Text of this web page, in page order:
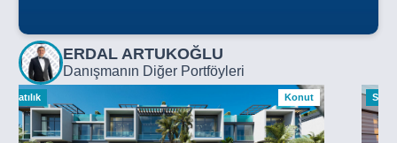
ERDAL ARTUKOĞLU
Danışmanın Diğer Portföyleri
Satılık Konut